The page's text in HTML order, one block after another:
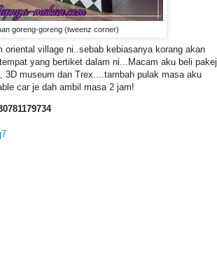
goreng-goreng (tweenz corner)
village ni..sebab kebiasanya korang akan
yang bertiket dalam ni...Macam aku beli pakej
museum dan Trex....tambah pulak masa aku
car je dah ambil masa 2 jam!